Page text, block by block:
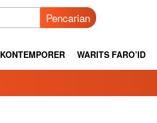
Pencarian
KONTEMPORER WARITS FARO’ID